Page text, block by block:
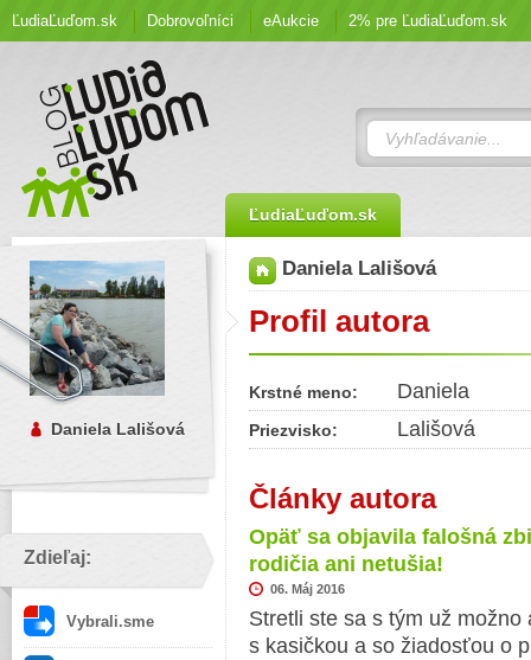
ĽudiaĽuďom.sk Dobrovoľníci eAukcie 2% pre ĽudiaĽuďom.sk
ĽudiaĽuďom.sk
Daniela Lališová
Zdieľaj:
Vybrali.sme
Daniela Lališová
Profil autora
Krstné meno: Daniela
Priezvisko: Lališová
Články autora
Opäť sa objavila falošná
rodičia ani netušia!
06. Máj 2016
Stretli ste sa s tým už
s kasičkou a so žiadosťou o